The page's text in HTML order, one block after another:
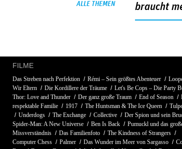
ALLE THEMEN
braucht
FILME
Das Streben nach Perfektion Rémi – Sein größtes Abenteuer
Wir Eltern
Die Kordillere der Träume
Let's Be Cops – Die Party
Thor: Love and Thunder
Der ganz große Traum End of Season
respektable Familie
1917 The Huntsman & The Ice Queen
Underdogs
The Exchange Collective
Der Spion und sein
Spider-Man: A New Universe
Ben Is Back
Pumuckl und das
Missverständnis
Das Familienfoto
The Kindness of Strangers
Computer Chess
Palmer Das Wunder im Meer von Sargasso